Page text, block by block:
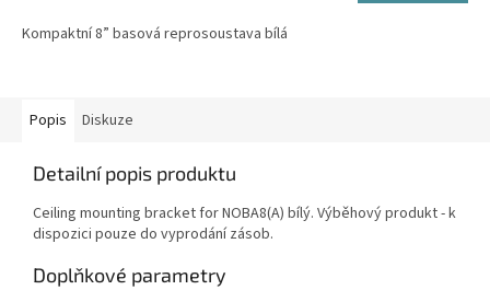
Kompaktní 8” basová reprosoustava bílá
Popis Diskuze
Detailní popis produktu
Ceiling mounting bracket for NOBA8(A) bílý. Výběhový produkt - k
dispozici pouze do vyprodání zásob.
Doplňkové parametry